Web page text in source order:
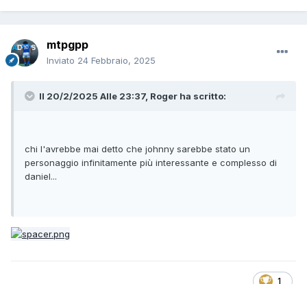
mtpgpp
Inviato 24 Febbraio, 2025
Il 20/2/2025 Alle 23:37, Roger ha scritto:
chi l'avrebbe mai detto che johnny sarebbe stato un
personaggio infinitamente più interessante e complesso di
daniel...
1